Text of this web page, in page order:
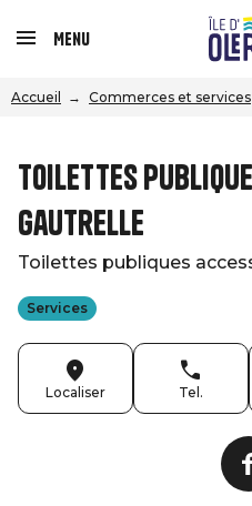
Menu
Accueil Commerces et services
Toilettes
Gautrelle
Toilettes publiques
Services
Localiser Tel.